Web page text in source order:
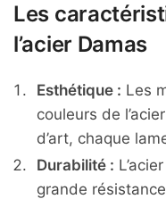
Les
l’acier Damas
Esthétique : Les
couleurs de
d’art, chaque
Durabilité :
grande